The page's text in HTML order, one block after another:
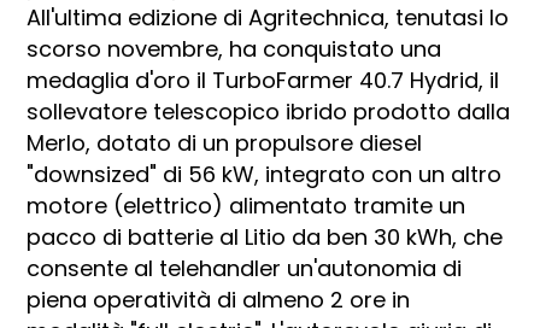
All'ultima edizione di Agritechnica, tenutasi lo
scorso novembre, ha conquistato una
medaglia d'oro il TurboFarmer 40.7 Hydrid, il
sollevatore telescopico ibrido prodotto dalla
Merlo, dotato di un propulsore diesel
"downsized" di 56 kW, integrato con un altro
motore (elettrico) alimentato tramite un
pacco di batterie al Litio da ben 30 kWh, che
consente al telehandler un'autonomia di
piena operatività di almeno 2 ore in